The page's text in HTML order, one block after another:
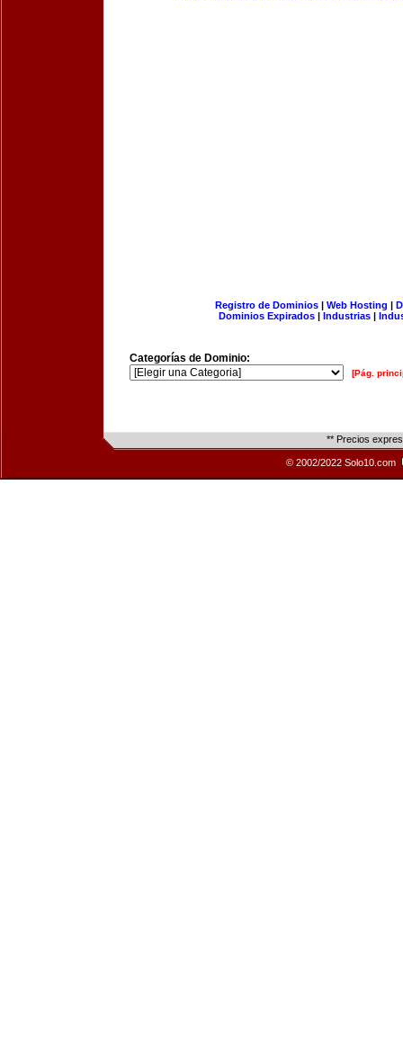
Registro de Dominios| Web Hosting |
Dominios Expirados | Industrias |
Categorías de Dominio:
[Pág.
** Precios
© 2002/2022 Solo10.com